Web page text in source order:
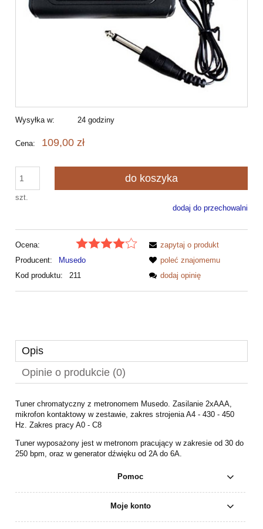
Wysyłka w: 24 godziny
Cena: 109,00 zł
szt.
do koszyka
dodaj do przechowalni
Ocena:
Producent:
Musedo
Kod produktu:
211
zapytaj o produkt
poleć znajomemu
dodaj opinię
Opis
Opinie o produkcie (0)
Tuner chromatyczny z metronomem Musedo. Zasilanie 2xAAA,
mikrofon kontaktowy w zestawie, zakres strojenia A4 - 430 - 450
Hz. Zakres pracy A0 - C8
Tuner wyposażony jest w metronom pracujący w zakresie od 30 do
250 bpm, oraz w generator dźwięku od 2A do 6A.
Pomoc
Moje konto